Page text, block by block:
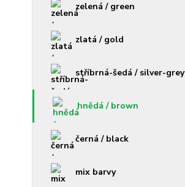
zelená / green
zlatá / gold
stříbrná-šedá / silver-grey
hnědá / brown
černá / black
mix barvy